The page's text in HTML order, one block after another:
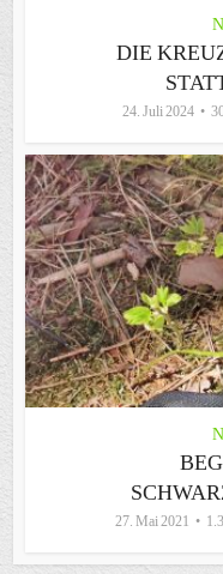
DIE
24. Juli 2024
27. Mai 2021